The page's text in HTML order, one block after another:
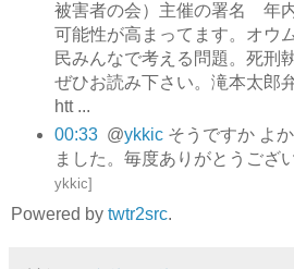
被害者の会）主催の署名 年
可能性が高まってます。オウ
民みんなで考える問題。死刑
ぜひお読み下さい。滝本太郎
htt ...
00:33 @ykkicそうですか よ
ました。毎度ありがとうござ
ykkic]
Powered by twtr2src.